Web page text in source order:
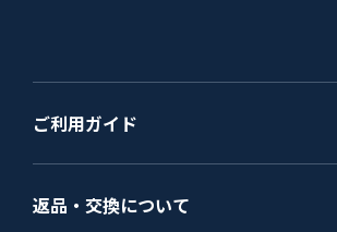
ご利用ガイド
返品・交換について